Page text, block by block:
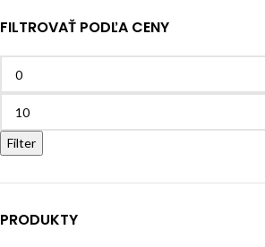
FILTROVAŤ PODĽA CENY
Filter
PRODUKTY